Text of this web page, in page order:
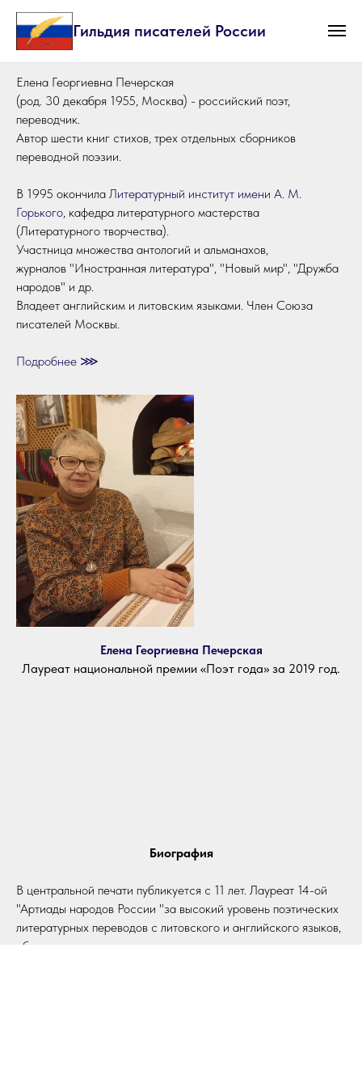
Гильдия писателей России
Елена Георгиевна Печерская
(род. 30 декабря 1955, Москва) - российский поэт,
переводчик.
Автор шести книг стихов, трех отдельных сборников
переводной поэзии.
В 1995 окончила Литературный институт имени А. М.
Горького, кафедра литературного мастерства
(Литературного творчества).
Участница множества антологий и альманахов,
журналов "Иностранная литература", "Новый мир", "Дружба
народов" и др.
Владеет английским и литовским языками. Член Союза
писателей Москвы.
Подробнее ⋙
Елена Георгиевна Печерская
Лауреат национальной премии «Поэт года» за 2019 год.
Биография
В центральной печати публикуется с 11 лет. Лауреат 14-ой
"Артиады народов России "за высокий уровень поэтических
литературных переводов с литовского и английского языков,
обогащающих русскую литературу малоизвестными